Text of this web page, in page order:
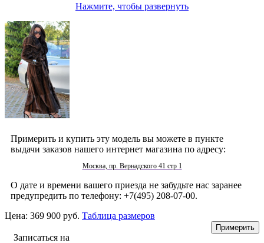
Нажмите, чтобы развернуть
Примерить и купить эту модель вы можете в пункте
выдачи заказов нашего интернет магазина по адресу:
Москва, пр. Вернадского 41 стр 1
О дате и времени вашего приезда не забудьте нас заранее
предупредить по телефону: +7(495) 208-07-00.
Цена: 369 900 руб. Таблица размеров
Записаться на